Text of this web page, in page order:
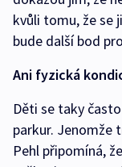
kvůli tomu, že se
bude další bod
Ani fyzická
Děti se taky
parkur. Jenomže
Pehl připomíná,